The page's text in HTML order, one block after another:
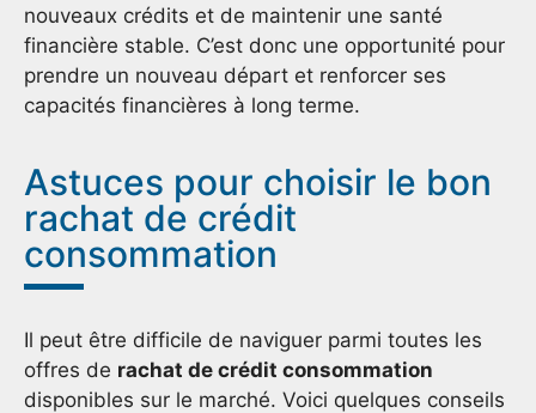
nouveaux crédits et de maintenir une santé
financière stable. C’est donc une opportunité pour
prendre un nouveau départ et renforcer ses
capacités financières à long terme.
Astuces pour choisir le bon
rachat de crédit
consommation
Il peut être difficile de naviguer parmi toutes les
offres de rachat de crédit consommation
disponibles sur le marché. Voici quelques conseils